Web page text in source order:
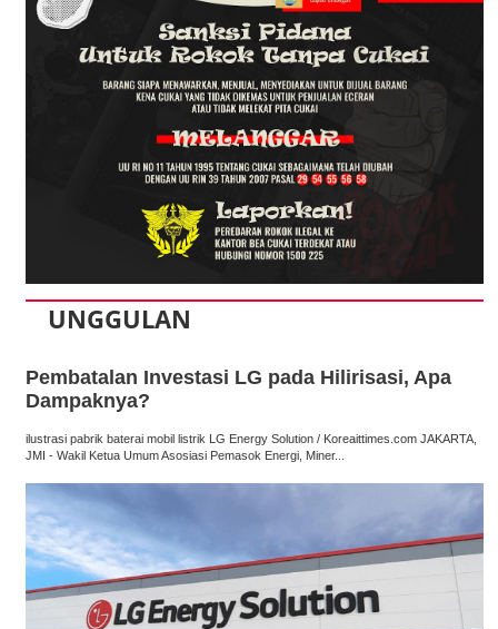
UNGGULAN
Pembatalan Investasi LG pada Hilirisasi, Apa
Dampaknya?
ilustrasi pabrik baterai mobil listrik LG Energy Solution / Koreaittimes.com JAKARTA,
JMI - Wakil Ketua Umum Asosiasi Pemasok Energi, Miner...